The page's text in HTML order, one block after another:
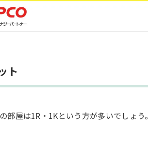
ト
部屋は1R・1Kという方が多いでしょう。